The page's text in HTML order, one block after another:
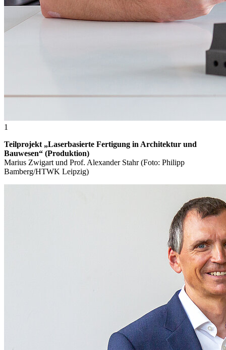
1
Teilprojekt „Laserbasierte Fertigung in Architektur und
Bauwesen“ (Produktion)
Marius Zwigart und Prof. Alexander Stahr (Foto: Philipp
Bamberg/HTWK Leipzig)